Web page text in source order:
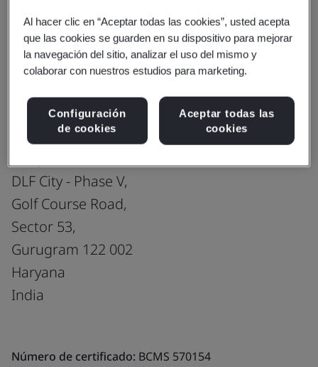
Compartir:
ISO 22301:2019
DLF City - Phase V,
Golf Course Road,
Sector 53,
Gurugram 122 002
Haryana
India
Número de certificado: BCMS 570154
Al hacer clic en “Aceptar todas las cookies”, usted acepta
que las cookies se guarden en su dispositivo para mejorar
la navegación del sitio, analizar el uso del mismo y
colaborar con nuestros estudios para marketing.
Configuración
de cookies
Aceptar todas las
cookies